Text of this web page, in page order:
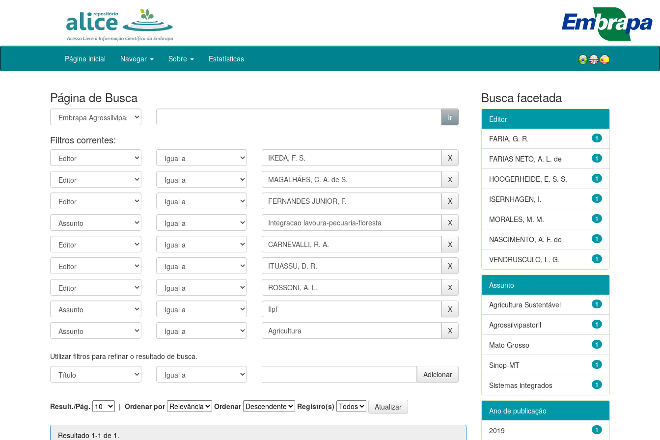
Skip
Página inicial Navegar Sobre Estatísticas
Página de Busca
Filtros correntes:
Utilizar filtros para refinar o resultado de busca.
Result./Pág. | Ordenar por Ordenar Registro(s)
Resultado 1-1 de 1.
Busca facetada
Editor
1
FARIA, G. R.
1
FARIAS NETO, A. L. de
1
HOOGERHEIDE, E. S. S.
1
ISERNHAGEN, I.
1
MORALES, M. M.
1
NASCIMENTO, A. F. do
1
VENDRUSCULO, L. G.
Assunto
1
Agricultura Sustentável
1
Agrossilvipastoril
1
Mato Grosso
1
Sinop-MT
1
Sistemas integrados
Ano de publicação
1
2019